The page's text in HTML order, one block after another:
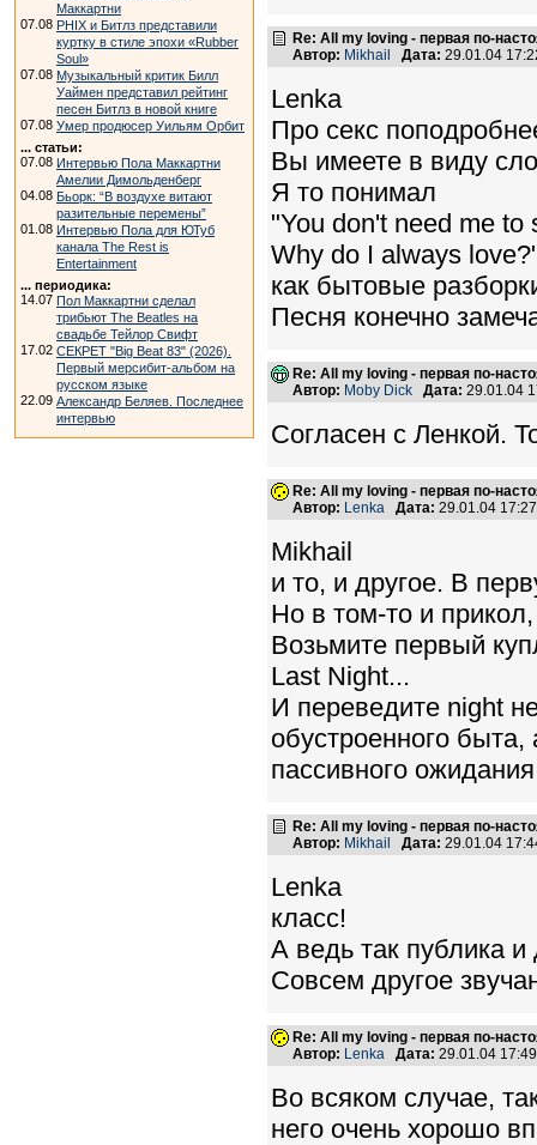
Маккартни
07.08 PHIX и Битлз представили
куртку в стиле эпохи «Rubber
Soul»
07.08 Музыкальный критик Билл
Уаймен представил рейтинг
песен Битлз в новой книге
07.08 Умер продюсер Уильям Орбит
... статьи:
07.08 Интервью Пола Маккартни
Амелии Димольденберг
04.08 Бьорк: “В воздухе витают
разительные перемены”
01.08 Интервью Пола для ЮТуб
канала The Rest is
Entertainment
... периодика:
14.07 Пол Маккартни сделал
трибьют The Beatles на
свадьбе Тейлор Свифт
17.02 СЕКРЕТ "Big Beat 83" (2026).
Первый мерсибит-альбом на
русском языке
22.09 Александр Беляев. Последнее
интервью
Re: All my loving - первая по-
Автор: Mikhail Дата: 29.01.04
Lenka
Про секс
Вы имеете в виду
Я то понимал
"You don't need me to
Why do I always
как бытовые
Песня конечно
Re: All my loving - первая по-
Автор: Moby Dick Дата: 29.01.04
Согласен с Ленкой.
Re: All my loving - первая по-
Автор: Lenka Дата: 29.01.04
Mikhail
и то, и другое. В
Но в том-то и
Возьмите первый
Last Night...
И переведите night
обустроенного
пассивного
Re: All my loving - первая по-
Автор: Mikhail Дата: 29.01.04
Lenka
класс!
А ведь так публика
Совсем другое
Re: All my loving - первая по-
Автор: Lenka Дата: 29.01.04
Во всяком случае,
него очень хорошо